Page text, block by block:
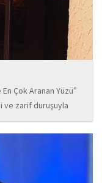
En Çok Aranan Yüzü”
ve zarif duruşuyla
çeken Kalaycı,